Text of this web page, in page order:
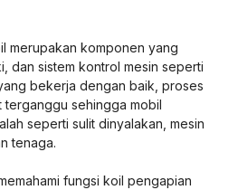
merupakan komponen yang
dan sistem kontrol mesin seperti
bekerja dengan baik, proses
terganggu sehingga mobil
seperti sulit dinyalakan, mesin
tenaga.
fungsi koil pengapian